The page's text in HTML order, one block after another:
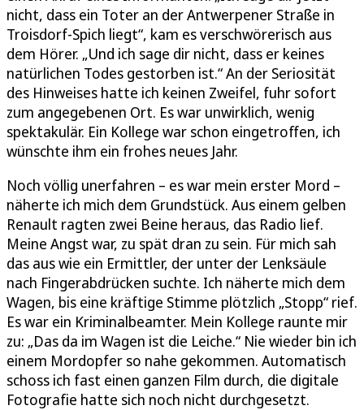
nicht, dass ein Toter an der Antwerpener Straße in
Troisdorf-Spich liegt“, kam es verschwörerisch aus
dem Hörer. „Und ich sage dir nicht, dass er keines
natürlichen Todes gestorben ist.“ An der Seriosität
des Hinweises hatte ich keinen Zweifel, fuhr sofort
zum angegebenen Ort. Es war unwirklich, wenig
spektakulär. Ein Kollege war schon eingetroffen, ich
wünschte ihm ein frohes neues Jahr.
Noch völlig unerfahren – es war mein erster Mord –
näherte ich mich dem Grundstück. Aus einem gelben
Renault ragten zwei Beine heraus, das Radio lief.
Meine Angst war, zu spät dran zu sein. Für mich sah
das aus wie ein Ermittler, der unter der Lenksäule
nach Fingerabdrücken suchte. Ich näherte mich dem
Wagen, bis eine kräftige Stimme plötzlich „Stopp“ rief.
Es war ein Kriminalbeamter. Mein Kollege raunte mir
zu: „Das da im Wagen ist die Leiche.“ Nie wieder bin ich
einem Mordopfer so nahe gekommen. Automatisch
schoss ich fast einen ganzen Film durch, die digitale
Fotografie hatte sich noch nicht durchgesetzt.